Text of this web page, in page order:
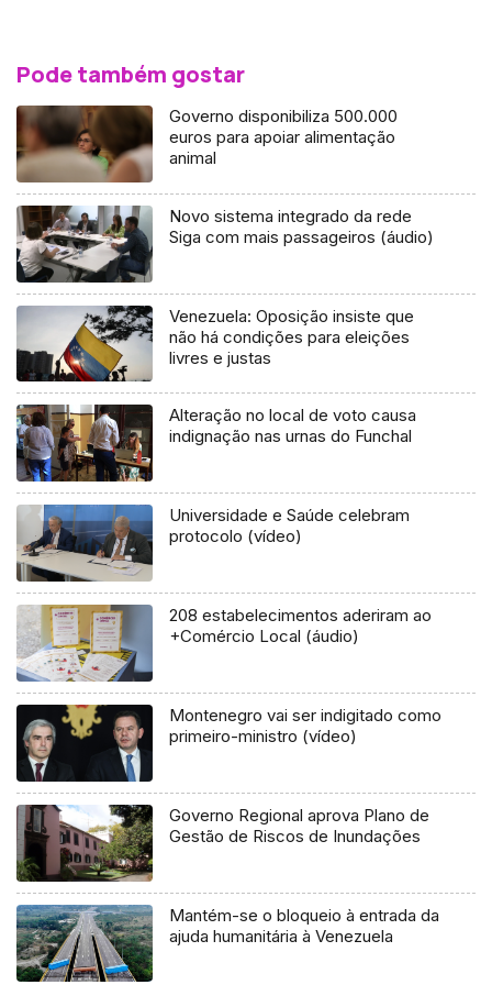
Pode também gostar
Governo disponibiliza 500.000
euros para apoiar alimentação
animal
Novo sistema integrado da rede
Siga com mais passageiros (áudio)
Venezuela: Oposição insiste que
não há condições para eleições
livres e justas
Alteração no local de voto causa
indignação nas urnas do Funchal
Universidade e Saúde celebram
protocolo (vídeo)
208 estabelecimentos aderiram ao
+Comércio Local (áudio)
Montenegro vai ser indigitado como
primeiro-ministro (vídeo)
Governo Regional aprova Plano de
Gestão de Riscos de Inundações
Mantém-se o bloqueio à entrada da
ajuda humanitária à Venezuela